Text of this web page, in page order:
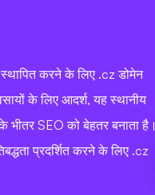
करने के लिए .cz डोमेन
के लिए आदर्श, यह स्थानीय
भीतर SEO को बेहतर बनाता है।
प्रदर्शित करने के लिए .cz